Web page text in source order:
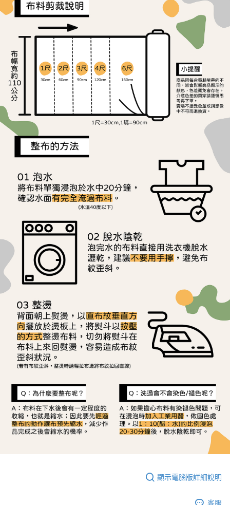
【「AFTEE先享後付」結帳流程】
１．於結帳方式選擇「AFTEE先享後付」後，將跳轉至「AFTEE先享後付」
結帳頁面，進行簡訊認證並確認金額後，即可完成結帳。
２．訂單成立數日內，您將收到繳費通知簡訊。
３．收到繳費通知簡訊後14天內，點擊此簡訊中的連結，可透過四大超商／
ATM／網路銀行／等多元方式進行付款，方視為交易完成。
※ 請注意：結帳手續完成當下不需立刻繳費，但若您需要取消訂單，請聯絡
購買商品的店家。未經商家同意取消之訂單仍視為有效，需透過AFTEE先享
後付繳納相關費用。
※ 交易是否成功請以「AFTEE先享後付 」之結帳頁面顯示為準，若有關於
是否繳費成功／繳費後需取消欲退款等相關疑問，請聯繫「AFTEE先享後付
客戶支援中心」 https://netprotections.freshdesk.com/support/home
【注意事項】
１．透過由恩沛科技股份有限公司提供之「AFTEE先享後付」服務完成之交
易，需依本服務之必要範圍內提供個人資料，並將交易相關給付款項請求債
權轉讓予恩沛科技股份有限公司。
https://aftee.tw/terms/#terms3
３．未成年的使用者請事先徵得法定代理人或監護人之同意方可使用
「AFTEE先享後付」，若未經同意申辦者引起之損失，本公司不負相關責
任。
４．使用「AFTEE先享後付」時，將依據個別帳號之用戶狀況，依本公司即
時審查核予不同之上限額度；若仍有額度不足之情形，本公司將視審查結果
請求用戶進行身份認證。
５．嚴禁一人註冊多個帳號或使用他人資訊註冊。若發現惡意使用之情形，
恩沛科技股份有限公司將有權停止該用戶之使用額度並採取法律行動。
每筆NT$65，滿NT$1,500(含以上)免運費
每筆NT$65，滿NT$1,500(含以上)免運費
宅配
每筆NT$150，滿NT$1,500(含以上)免運費
離島宅配
每筆NT$240
顯示電腦版詳細說明
客服